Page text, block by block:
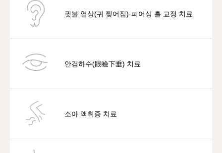
귓불 열상(귀 찢어짐)·피어싱 홀 교정 치료
안검하수(眼瞼下垂) 치료
소아 액취증 치료